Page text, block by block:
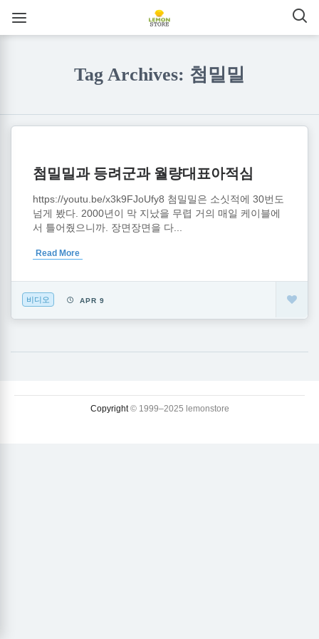
Tag Archives: 첨밀밀
첨밀밀과 등려군과 월량대표아적심
https://youtu.be/x3k9FJoUfy8 첨밀밀은 소싯적에 30번도
넘게 봤다. 2000년이 막 지났을 무렵 거의 매일 케이블에
서 틀어줬으니까. 장면장면을 다...
Read More
비디오 APR 9
Copyright© 1999–2025 lemonstore